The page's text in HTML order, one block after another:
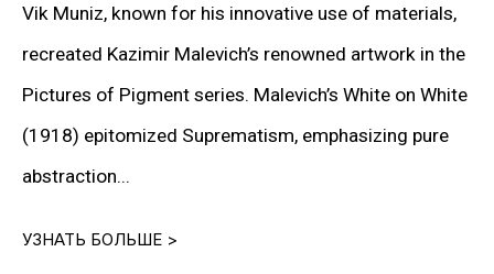
ПОДПИСАТЬСЯ НА НАС
Vik Muniz, known for his innovative use of materials,
recreated Kazimir Malevich’s renowned artwork in the
Pictures of Pigment series. Malevich’s White on White
(1918) epitomized Suprematism, emphasizing pure
abstraction...
УЗНАТЬ БОЛЬШЕ >